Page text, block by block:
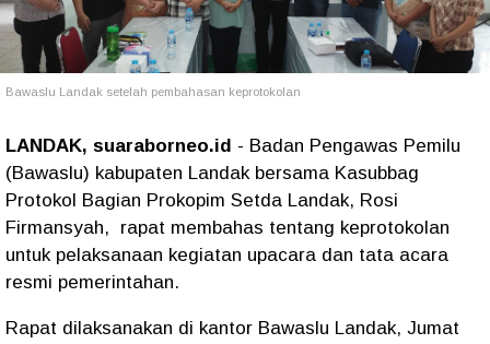
Bawaslu Landak setelah pembahasan keprotokolan
LANDAK, suaraborneo.id - Badan Pengawas Pemilu
(Bawaslu) kabupaten Landak bersama Kasubbag
Protokol Bagian Prokopim Setda Landak, Rosi
Firmansyah, rapat membahas tentang keprotokolan
untuk pelaksanaan kegiatan upacara dan tata acara
resmi pemerintahan.
Rapat dilaksanakan di kantor Bawaslu Landak, Jumat